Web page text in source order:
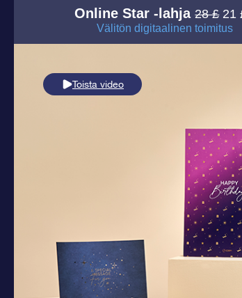
Online Star -lahja28 £ 21
Välitön digitaalinen toimitus
Toista video